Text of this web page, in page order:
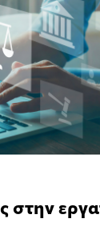
στην